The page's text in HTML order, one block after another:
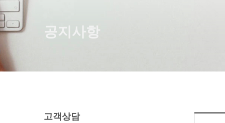
공지사항
고객상담